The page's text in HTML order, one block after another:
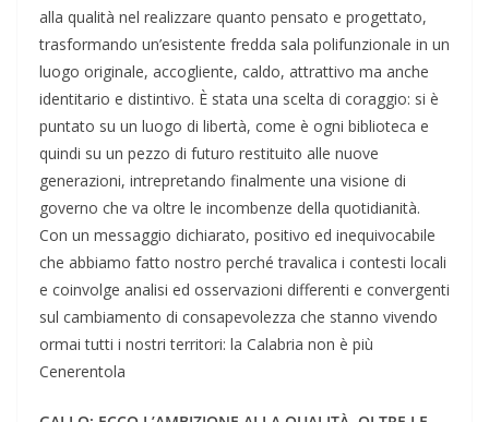
alla qualità nel realizzare quanto pensato e progettato,
trasformando un’esistente fredda sala polifunzionale in un
luogo originale, accogliente, caldo, attrattivo ma anche
identitario e distintivo. È stata una scelta di coraggio: si è
puntato su un luogo di libertà, come è ogni biblioteca e
quindi su un pezzo di futuro restituito alle nuove
generazioni, intrepretando finalmente una visione di
governo che va oltre le incombenze della quotidianità.
Con un messaggio dichiarato, positivo ed inequivocabile
che abbiamo fatto nostro perché travalica i contesti locali
e coinvolge analisi ed osservazioni differenti e convergenti
sul cambiamento di consapevolezza che stanno vivendo
ormai tutti i nostri territori: la Calabria non è più
Cenerentola